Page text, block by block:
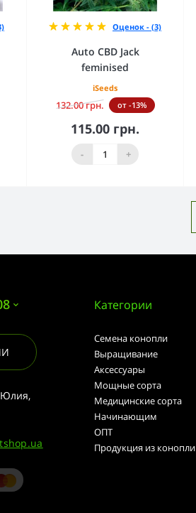
Оценок - (3)
Auto CBD Jack
feminised
iSeeds
132.00 грн. от -13%
115.00 грн.
- +
В корзину
Юлия,
Категории
Семена конопли
Выращивание
Аксессуары
Мощные сорта
Медицинские сорта
Начинающим
ОПТ
Продукция из конопли